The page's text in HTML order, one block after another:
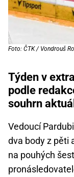
Foto: ČTK / Vondrouš
Týden v
podle
souhrn
Vedoucí
dva body z pěti
na pouhých